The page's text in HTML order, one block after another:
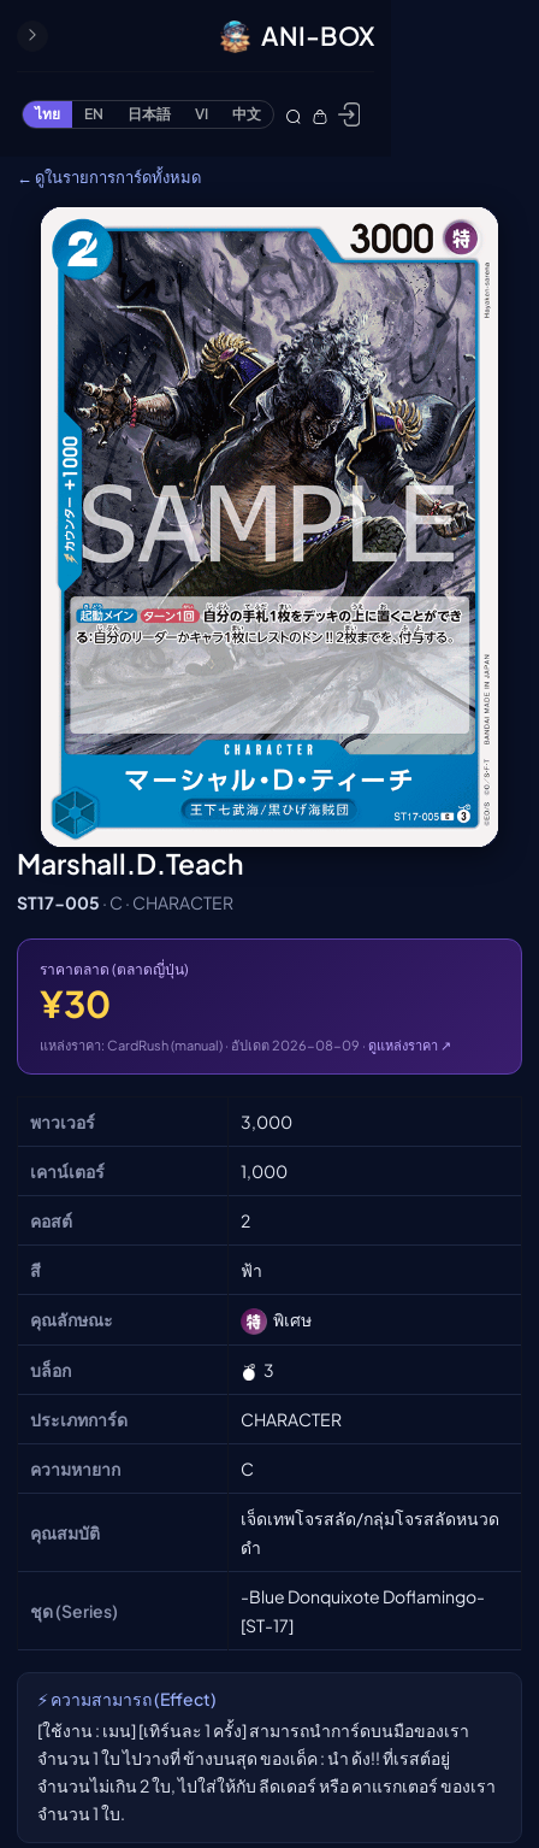
ANI-BOX
ไทย EN 日本語 VI 中文
ปิด
ONE PIECE
Collection
Deck Builder
My-Collection
Deck Library
Deck Share
PREMIUM SERVICE
ทีวีออนไลน์
แนะนำรายการทีวี
อนิเมะ
ตารางออกอากาศอนิ
เมะ (คืนนี้)
ตารางออกอากาศอนิ
เมะ
← ดูในรายการการ์ดทั้งหมด
Marshall.D.Teach
ST17-005 · C · CHARACTER
ราคาตลาด (ตลาดญี่ปุ่น)
¥30
แหล่งราคา: CardRush (manual) · อัปเดต 2026-08-09 · ดูแหล่งราคา ↗
พาวเวอร์ 3,000
เคาน์เตอร์ 1,000
คอสต์ 2
สี ฟ้า
คุณลักษณะ พิเศษ
บล็อก 3
ประเภทการ์ด CHARACTER
ความหายาก C
คุณสมบัติ
เจ็ดเทพโจรสลัด/กลุ่มโจรสลัดหนวด
ดำ
ชุด (Series)
-Blue Donquixote Doflamingo-
[ST-17]
⚡ ความสามารถ (Effect)
[ใช้งาน : เมน] [เทิร์นละ 1 ครั้ง] สามารถนำการ์ดบนมือของเรา
จำนวน 1 ใบ ไปวางที่ ข้างบนสุด ของเด็ค : นำ ด้ง!! ที่เรสต์อยู่
จำนวนไม่เกิน 2 ใบ, ไปใส่ให้กับ ลีดเดอร์ หรือ คาแรกเตอร์ ของเรา
จำนวน 1 ใบ.